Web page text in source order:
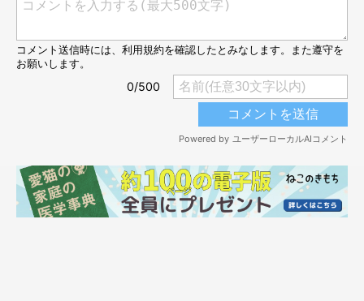
出典／『ねこのきもち』連載～二階堂ちはるの男の猫道～
プロフィール
東京を拠点に活動する、フリーランスのイラストレーター。
シュールでポップなテイストを得意とする。
ビジネス書からファッション誌の挿絵、メジャーバンドのジャケ
ット・PVイラスト、ウェブ広告のイラスト等、媒体を問わず幅
広く手がける。